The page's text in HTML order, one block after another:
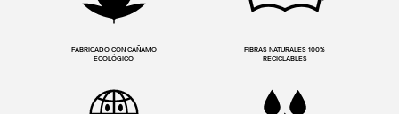
FABRICADO CON CAÑAMO
ECOLÓGICO
FIBRAS NATURALES 100%
RECICLABLES